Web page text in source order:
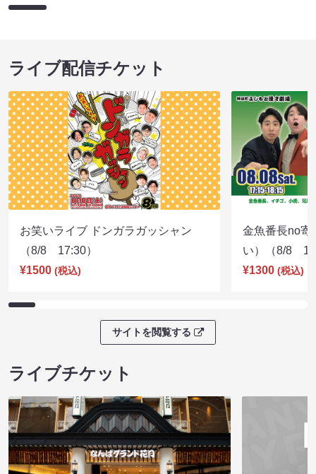
ライブ配信チケット
お笑いライブ ドンガラガッシャン
（8/8 17:30）
¥1500 (税込)
金魚番長no寄
い）（8/8
¥1300 (税込)
サイトを閲覧する
ライブチケット